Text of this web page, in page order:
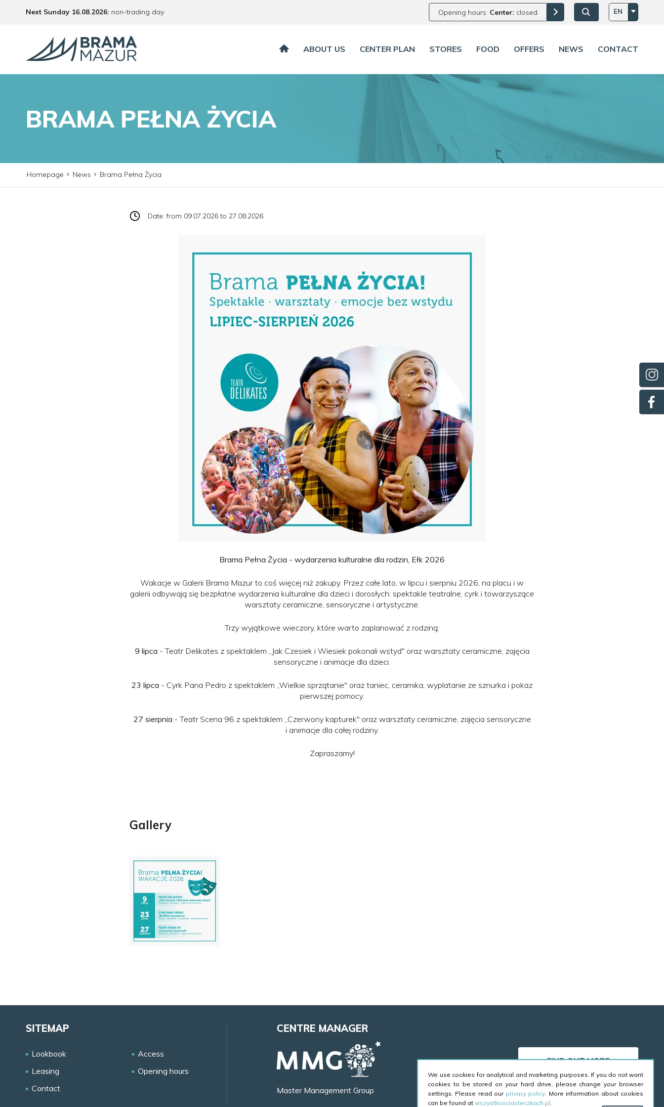
Next Sunday 16.08.2026: non-trading day. EN
Opening hours: Center: closed
ABOUT US CENTER PLAN STORES FOOD OFFERS NEWS CONTACT
BRAMA PEŁNA ŻYCIA
Homepage News Brama Pełna Życia
Date: from 09.07.2026 to 27.08.2026
Brama Pełna Życia - wydarzenia kulturalne dla rodzin, Ełk 2026
Wakacje w Galerii Brama Mazur to coś więcej niż zakupy. Przez całe lato, w lipcu i sierpniu 2026, na placu i w
galerii odbywają się bezpłatne wydarzenia kulturalne dla dzieci i dorosłych: spektakle teatralne, cyrk i towarzyszące
warsztaty ceramiczne, sensoryczne i artystyczne.
Trzy wyjątkowe wieczory, które warto zaplanować z rodziną:
9 lipca - Teatr Delikates z spektaklem „Jak Czesiek i Wiesiek pokonali wstyd" oraz warsztaty ceramiczne, zajęcia
sensoryczne i animacje dla dzieci.
23 lipca - Cyrk Pana Pedro z spektaklem „Wielkie sprzątanie" oraz taniec, ceramika, wyplatanie ze sznurka i pokaz
pierwszej pomocy.
27 sierpnia - Teatr Scena 96 z spektaklem „Czerwony kapturek" oraz warsztaty ceramiczne, zajęcia sensoryczne
i animacje dla całej rodziny.
Zapraszamy!
Gallery
SITEMAP
Lookbook
Access
Leasing
Opening hours
Contact
CENTRE MANAGER
Master Management Group
FIND OUT MORE
We use cookies for analytical and marketing purposes. If you do not want
cookies to be stored on your hard drive, please change your browser
settings. Please read our privacy policy. More information about cookies
can be found at wszystkoociasteczkach.pl.